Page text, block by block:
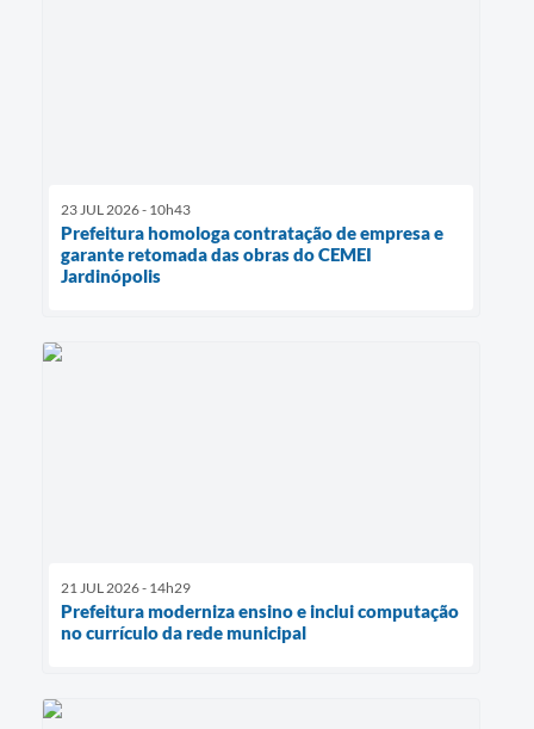
23 JUL 2026 - 10h43
Prefeitura homologa contratação de empresa e
garante retomada das obras do CEMEI
Jardinópolis
21 JUL 2026 - 14h29
Prefeitura moderniza ensino e inclui computação
no currículo da rede municipal